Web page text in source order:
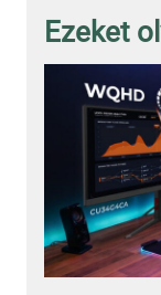
Ezeket